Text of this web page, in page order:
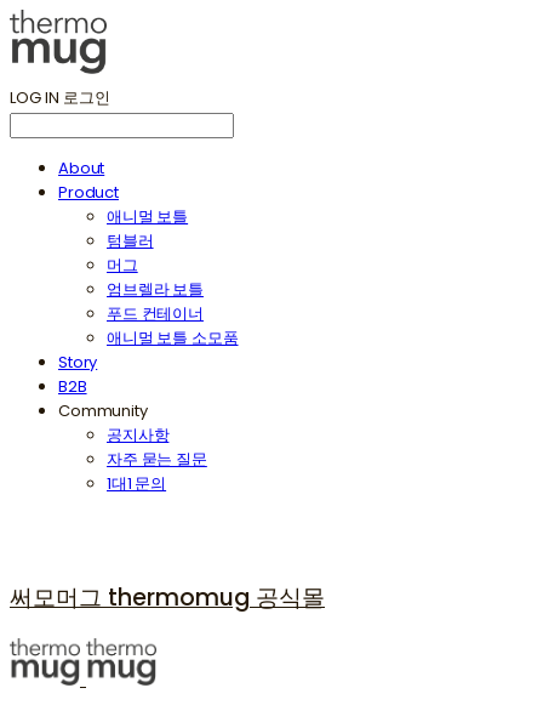
LOG IN 로그인
About
Product
애니멀 보틀
텀블러
머그
엄브렐라 보틀
푸드 컨테이너
애니멀 보틀 소모품
Story
B2B
Community
공지사항
자주 묻는 질문
1대1 문의
써모머그 thermomug 공식몰